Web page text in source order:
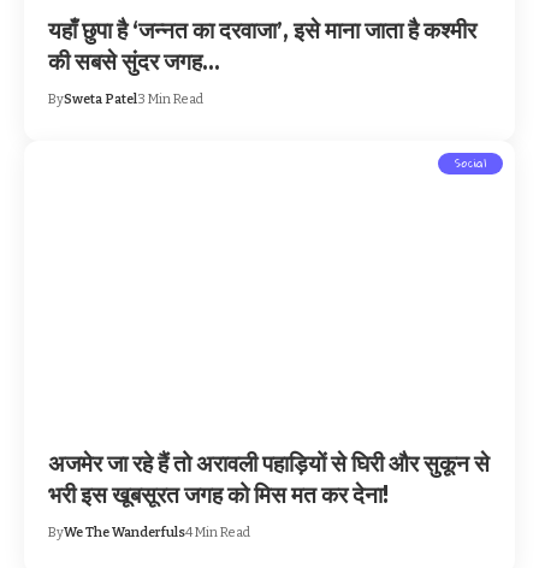
यहाँ छुपा है ‘जन्नत का दरवाजा’, इसे माना जाता है कश्मीर
की सबसे सुंदर जगह…
BySweta Patel 3 Min Read
Social
अजमेर जा रहे हैं तो अरावली पहाड़ियों से घिरी और सुकून से
भरी इस खूबसूरत जगह को मिस मत कर देना!
ByWe The Wanderfuls4 Min Read